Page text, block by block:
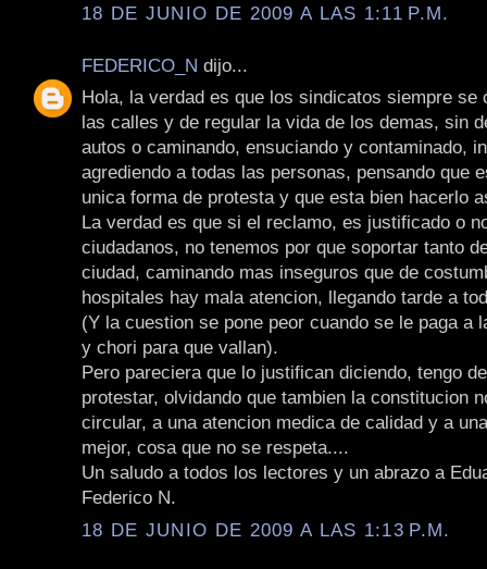
18 DE JUNIO DE 2009 A LAS 1:11 P.M.
FEDERICO_N dijo...
Hola, la verdad es que los sindicatos siempre se
las calles y de regular la vida de los demas, sin
autos o caminando, ensuciando y contaminado,
agrediendo a todas las personas, pensando que
unica forma de protesta y que esta bien hacerlo
La verdad es que si el reclamo, es justificado o
ciudadanos, no tenemos por que soportar tanto
ciudad, caminando mas inseguros que de
hospitales hay mala atencion, llegando tarde a
(Y la cuestion se pone peor cuando se le paga a
y chori para que vallan).
Pero pareciera que lo justifican diciendo, tengo
protestar, olvidando que tambien la constitucion
circular, a una atencion medica de calidad y a
mejor, cosa que no se respeta....
Un saludo a todos los lectores y un abrazo a
Federico N.
18 DE JUNIO DE 2009 A LAS 1:13 P.M.